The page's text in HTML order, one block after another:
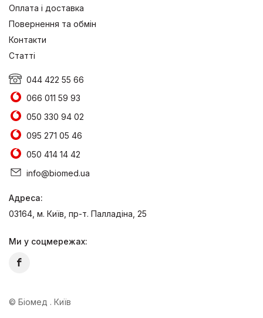
Оплата і доставка
Повернення та обмін
Контакти
Статті
044 422 55 66
066 011 59 93
050 330 94 02
095 271 05 46
050 414 14 42
info@biomed.ua
Адреса:
03164, м. Київ, пр-т. Палладіна, 25
Ми у соцмережах:
© Біомед . Київ